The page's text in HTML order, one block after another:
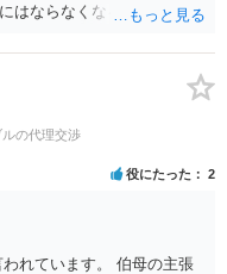
はならなくなるので（明け
弁書に添えて裁判所に提出
求める答弁書を提出すれ
ん。その日は差支え（用事
質問３について 弁護士で
いと思います。郵送（期
、書面記載の裁判所書記官
で。
の代理交渉
役にたった 2
れています。 伯母の主張